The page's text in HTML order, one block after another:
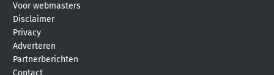
Voor webmasters
Disclaimer
Privacy
Adverteren
Partnerberichten
Contact